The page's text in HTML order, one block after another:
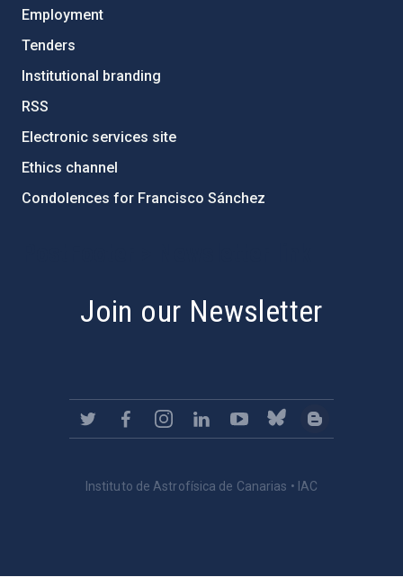
Employment
Tenders
Institutional branding
RSS
Electronic services site
Ethics channel
Condolences for Francisco Sánchez
Join our Newsletter
Instituto de Astrofísica de Canarias • IAC